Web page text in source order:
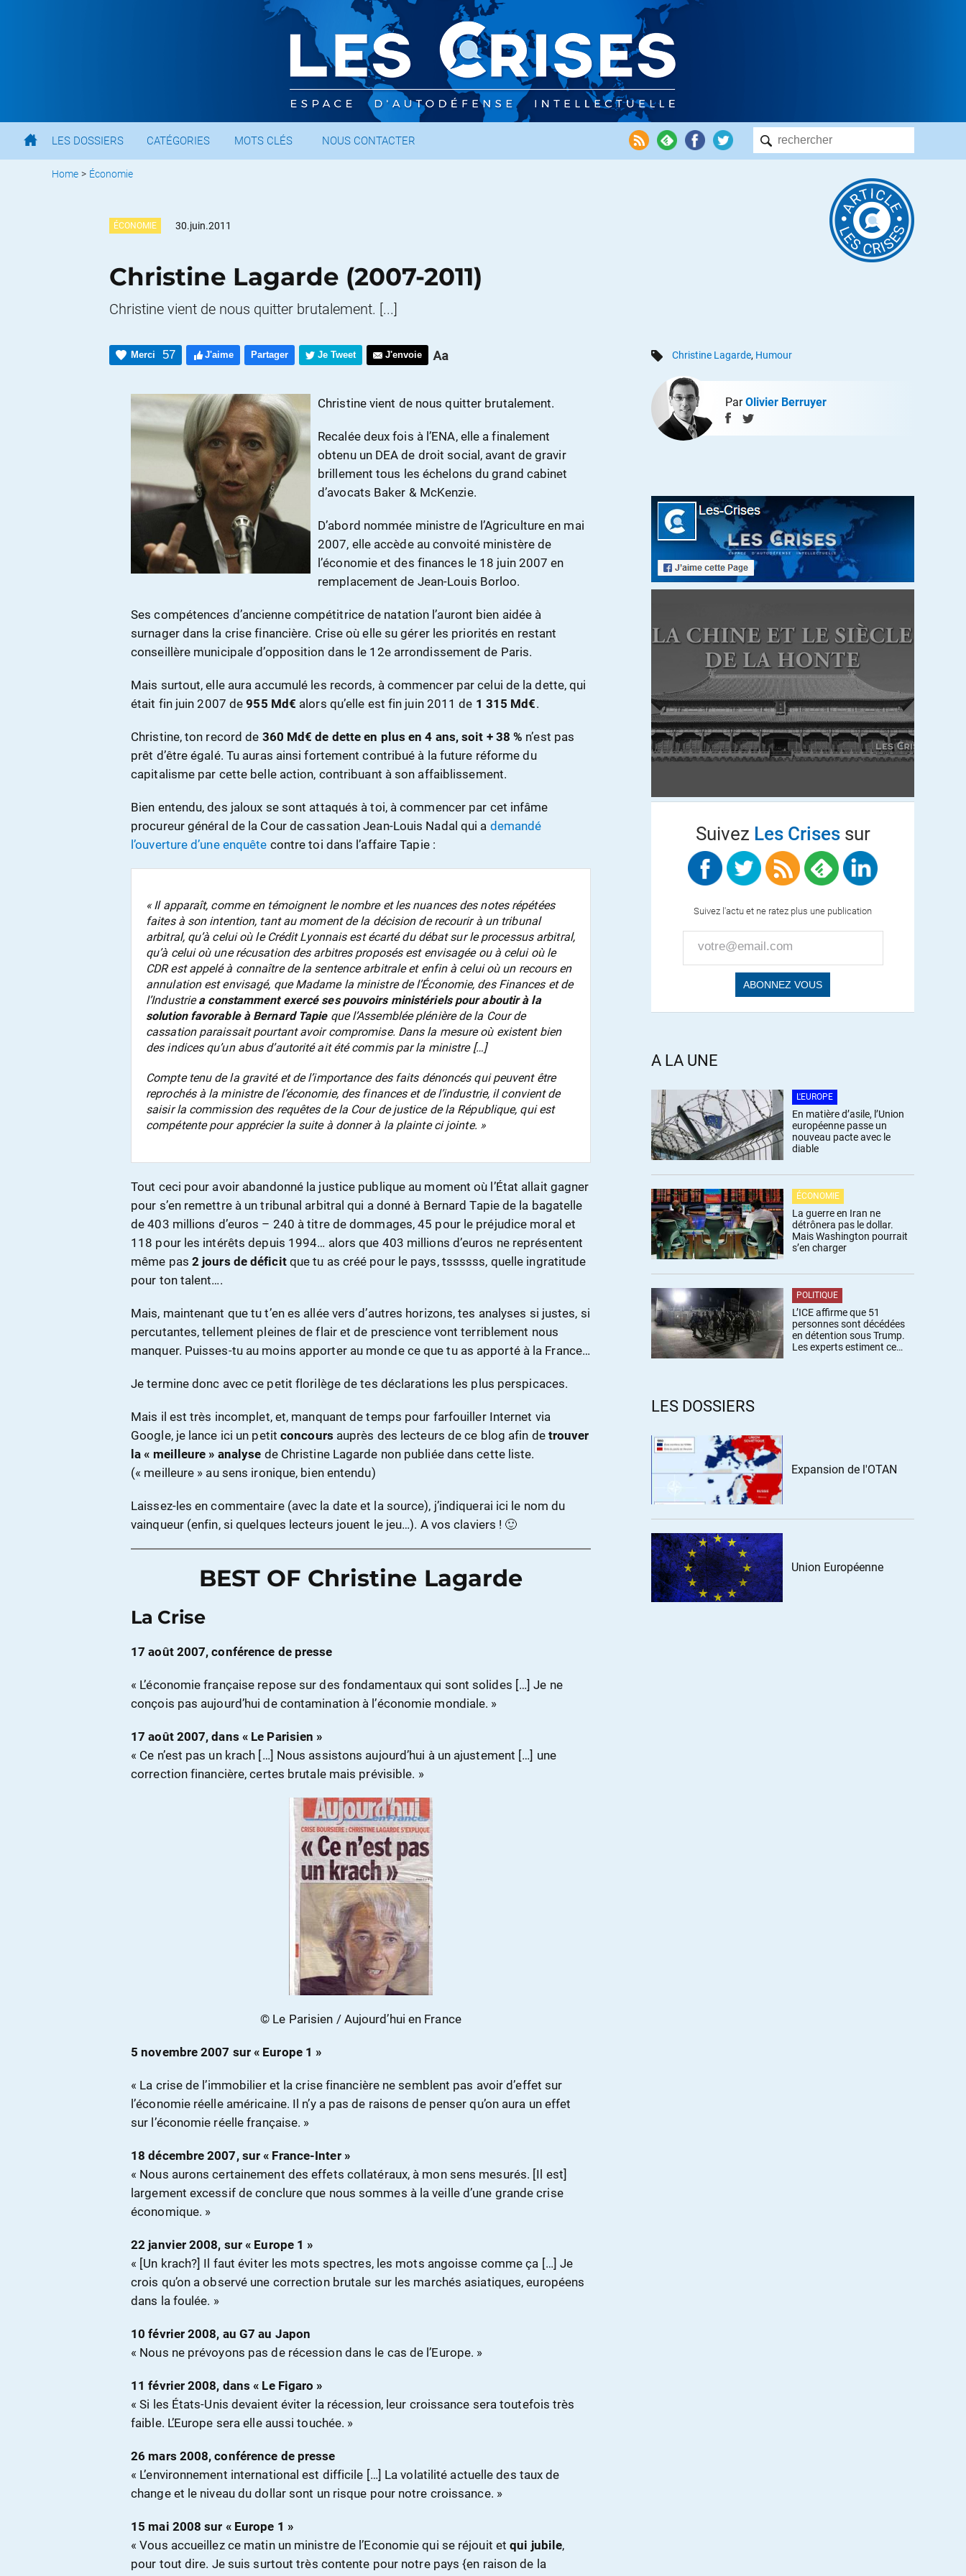
LES DOSSIERS CATÉGORIES MOTS CLÉS NOUS CONTACTER
Home > Économie
ÉCONOMIE 30.juin.2011
Christine Lagarde (2007-2011)
Christine vient de nous quitter brutalement. [...]
Merci 57 J'aime Partager Je Tweet J'envoie Christine Lagarde, Humour
Christine vient de nous quitter brutalement.
Recalée deux fois à l’ENA, elle a finalement
obtenu un DEA de droit social, avant de gravir
brillement tous les échelons du grand cabinet
d’avocats Baker & McKenzie.
D’abord nommée ministre de l’Agriculture en mai
2007, elle accède au convoité ministère de
l’économie et des finances le 18 juin 2007 en
remplacement de Jean-Louis Borloo.
Ses compétences d’ancienne compétitrice de natation l’auront bien aidée à
surnager dans la crise financière. Crise où elle su gérer les priorités en restant
conseillère municipale d’opposition dans le 12e arrondissement de Paris.
Mais surtout, elle aura accumulé les records, à commencer par celui de la dette, qui
était fin juin 2007 de955 Md€ alors qu’elle est fin juin 2011 de 1 315 Md€.
Christine, ton record de 360 Md€ de dette en plus en 4 ans, soit + 38 % n’est pas
prêt d’être égalé. Tu auras ainsi fortement contribué à la future réforme du
capitalisme par cette belle action, contribuant à son affaiblissement.
Bien entendu, des jaloux se sont attaqués à toi, à commencer par cet infâme
procureur général de la Cour de cassation Jean-Louis Nadal qui a demandé
l’ouverture d’une enquête contre toi dans l’affaire Tapie :
« Il apparaît, comme en témoignent le nombre et les nuances des notes répétées
faites à son intention, tant au moment de la décision de recourir à un tribunal
arbitral, qu’à celui où le Crédit Lyonnais est écarté du débat sur le processus arbitral,
qu’à celui où une récusation des arbitres proposés est envisagée ou à celui où le
CDR est appelé à connaître de la sentence arbitrale et enfin à celui où un recours en
annulation est envisagé, que Madame la ministre de l’Économie, des Finances et de
l’Industriea constamment exercé ses pouvoirs ministériels pour aboutir à la
solution favorable à Bernard Tapie que l’Assemblée plénière de la Cour de
cassation paraissait pourtant avoir compromise. Dans la mesure où existent bien
des indices qu’un abus d’autorité ait été commis par la ministre […]
Compte tenu de la gravité et de l’importance des faits dénoncés qui peuvent être
reprochés à la ministre de l’économie, des finances et de l’industrie, il convient de
saisir la commission des requêtes de la Cour de justice de la République, qui est
compétente pour apprécier la suite à donner à la plainte ci jointe. »
Tout ceci pour avoir abandonné la justice publique au moment où l’État allait gagner
pour s’en remettre à un tribunal arbitral qui a donné à Bernard Tapie de la bagatelle
de 403 millions d’euros – 240 à titre de dommages, 45 pour le préjudice moral et
118 pour les intérêts depuis 1994… alors que 403 millions d’euros ne représentent
même pas 2 jours de déficitque tu as créé pour le pays, tssssss, quelle ingratitude
pour ton talent….
Mais, maintenant que tu t’en es allée vers d’autres horizons, tes analyses si justes, si
percutantes, tellement pleines de flair et de prescience vont terriblement nous
manquer. Puisses-tu au moins apporter au monde ce que tu as apporté à la France…
Je termine donc avec ce petit florilège de tes déclarations les plus perspicaces.
Mais il est très incomplet, et, manquant de temps pour farfouiller Internet via
Google, je lance ici un petitconcours auprès des lecteurs de ce blog afin de trouver
la « meilleure » analyse de Christine Lagarde non publiée dans cette liste.
(« meilleure » au sens ironique, bien entendu)
Laissez-les en commentaire (avec la date et la source), j’indiquerai ici le nom du
vainqueur (enfin, si quelques lecteurs jouent le jeu…). A vos claviers ! 🙂
BEST OF Christine Lagarde
La Crise
17 août 2007, conférence de presse
« L’économie française repose sur des fondamentaux qui sont solides […] Je ne
conçois pas aujourd’hui de contamination à l’économie mondiale. »
17 août 2007, dans « Le Parisien »
« Ce n’est pas un krach […] Nous assistons aujourd’hui à un ajustement […] une
correction financière, certes brutale mais prévisible. »
© Le Parisien / Aujourd’hui en France
5 novembre 2007 sur « Europe 1 »
« La crise de l’immobilier et la crise financière ne semblent pas avoir d’effet sur
l’économie réelle américaine. Il n’y a pas de raisons de penser qu’on aura un effet
sur l’économie réelle française. »
18 décembre 2007, sur « France-Inter »
« Nous aurons certainement des effets collatéraux, à mon sens mesurés. [Il est]
largement excessif de conclure que nous sommes à la veille d’une grande crise
économique. »
22 janvier 2008, sur « Europe 1 »
« [Un krach?] Il faut éviter les mots spectres, les mots angoisse comme ça […] Je
crois qu’on a observé une correction brutale sur les marchés asiatiques, européens
dans la foulée. »
10 février 2008, au G7 au Japon
« Nous ne prévoyons pas de récession dans le cas de l’Europe. »
11 février 2008, dans « Le Figaro »
« Si les États-Unis devaient éviter la récession, leur croissance sera toutefois très
faible. L’Europe sera elle aussi touchée. »
26 mars 2008, conférence de presse
« L’environnement international est difficile […] La volatilité actuelle des taux de
change et le niveau du dollar sont un risque pour notre croissance. »
15 mai 2008 sur « Europe 1 »
« Vous accueillez ce matin un ministre de l’Economie qui se réjouit etqui jubile,
pour tout dire. Je suis surtout très contente pour notre pays {en raison de la
ParOlivier Berruyer
Suivez Les Crisessur
Suivez l'actu et ne ratez plus une publication
A LA UNE
L'EUROPE
En matière d’asile, l’Union
européenne passe un
nouveau pacte avec le
diable
ÉCONOMIE
La guerre en Iran ne
détrônera pas le dollar.
Mais Washington pourrait
s’en charger
POLITIQUE
L’ICE affirme que 51
personnes sont décédées
en détention sous Trump.
Les experts estiment ce
LES DOSSIERS
Expansion de l'OTAN
Union Européenne